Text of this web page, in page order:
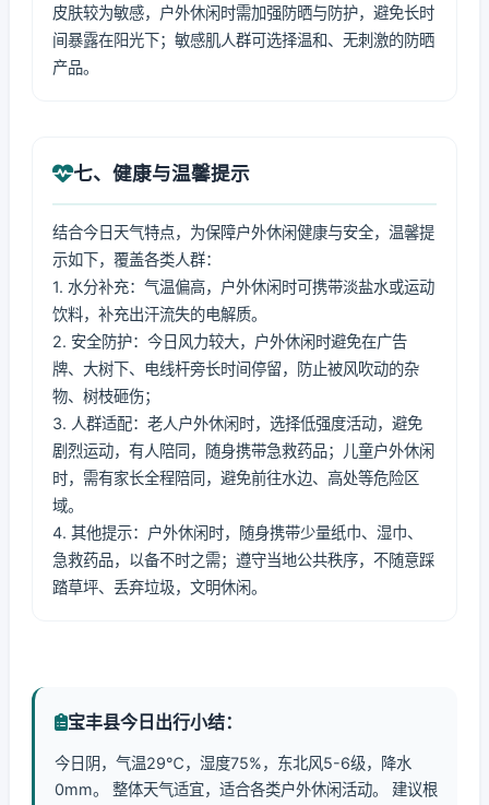
皮肤较为敏感，户外休闲时需加强防晒与防护，避免长时
间暴露在阳光下；敏感肌人群可选择温和、无刺激的防晒
产品。
七、健康与温馨提示
结合今日天气特点，为保障户外休闲健康与安全，温馨提
示如下，覆盖各类人群：
1. 水分补充：气温偏高，户外休闲时可携带淡盐水或运动
饮料，补充出汗流失的电解质。
2. 安全防护：今日风力较大，户外休闲时避免在广告
牌、大树下、电线杆旁长时间停留，防止被风吹动的杂
物、树枝砸伤；
3. 人群适配：老人户外休闲时，选择低强度活动，避免
剧烈运动，有人陪同，随身携带急救药品；儿童户外休闲
时，需有家长全程陪同，避免前往水边、高处等危险区
域。
4. 其他提示：户外休闲时，随身携带少量纸巾、湿巾、
急救药品，以备不时之需；遵守当地公共秩序，不随意踩
踏草坪、丢弃垃圾，文明休闲。
宝丰县今日出行小结：
今日阴，气温29℃，湿度75%，东北风5-6级，降水
0mm。 整体天气适宜，适合各类户外休闲活动。 建议根